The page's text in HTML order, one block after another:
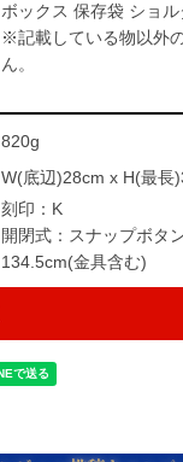
ボックス 保存袋 ショ
※記載している物以外
ん。
820g
W(底辺)28cm x H(最長
刻印：K
開閉式：スナップボタ
134.5cm(金具含む)